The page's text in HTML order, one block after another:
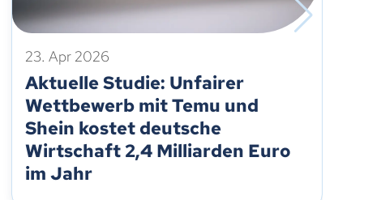
23. Apr 2026
Aktuelle Studie: Unfairer
Wettbewerb mit Temu und
Shein kostet deutsche
Wirtschaft 2,4 Milliarden Euro
im Jahr